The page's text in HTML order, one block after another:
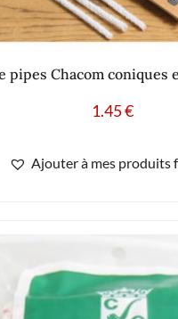
pipes Chacom coniques
1.45€
Ajouter à mes produits